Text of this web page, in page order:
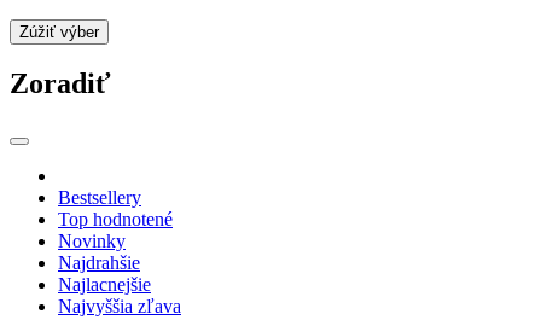
Zúžiť výber
Zoradiť
Bestsellery
Top hodnotené
Novinky
Najdrahšie
Najlacnejšie
Najvyššia zľava